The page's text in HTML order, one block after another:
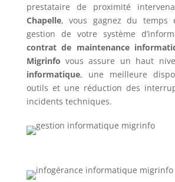
prestataire de proximité
Chapelle, vous gagnez du temps
gestion de votre système
contrat de maintenance
Migrinfo vous assure un haut
informatique, une meilleure
outils et une réduction des
incidents techniques.